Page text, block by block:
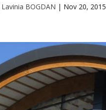
Lavinia BOGDAN | Nov 20, 2015